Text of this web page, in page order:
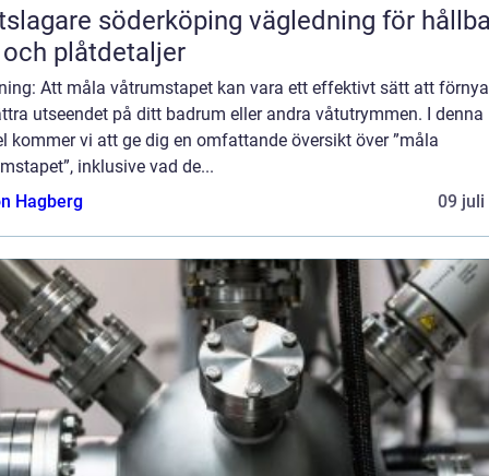
söderköping vägledning för hållbara
plåtdetaljer
Att måla våtrumstapet kan vara ett effektivt sätt att
utseendet på ditt badrum eller andra våtutrymmen. I denna
kommer vi att ge dig en omfattande översikt över ”måla
inklusive vad de...
Hagberg
09 juli